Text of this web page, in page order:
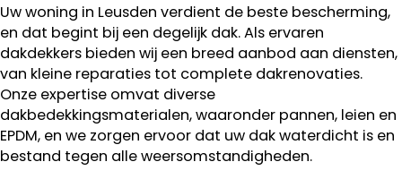
Uw woning in Leusden verdient de beste bescherming,
en dat begint bij een degelijk dak. Als ervaren
dakdekkers bieden wij een breed aanbod aan diensten,
van kleine reparaties tot complete dakrenovaties.
Onze expertise omvat diverse
dakbedekkingsmaterialen, waaronder pannen, leien en
EPDM, en we zorgen ervoor dat uw dak waterdicht is en
bestand tegen alle weersomstandigheden.